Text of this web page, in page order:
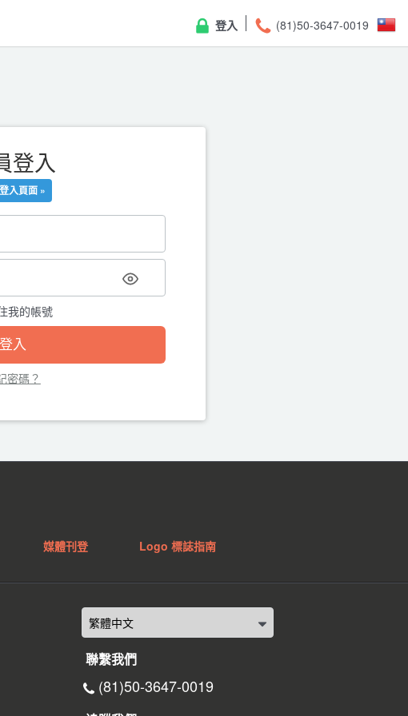
(81)50-3647-0019
登入
登入
入頁面 »
我的帳號
密碼？
媒體刊登 Logo 標誌指南
聯繫我們
(81)50-3647-0019